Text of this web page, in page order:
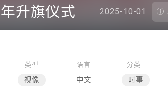
升旗仪式 2025-10-01
类型
视像
语言
中文
分类
时事